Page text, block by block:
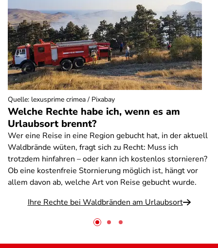
Welche Rechte habe ich, wenn es am
Urlaubsort brennt?
Wer eine Reise in eine Region gebucht hat, in der aktuell
Waldbrände wüten, fragt sich zu Recht: Muss ich
trotzdem hinfahren – oder kann ich kostenlos stornieren?
Ob eine kostenfreie Stornierung möglich ist, hängt vor
allem davon ab, welche Art von Reise gebucht wurde.
Ihre Rechte bei Waldbränden am Urlaubsort
Quelle: lexusprime crimea / Pixabay